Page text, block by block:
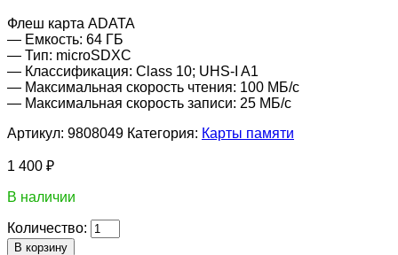
Флеш карта ADATA
— Емкость: 64 ГБ
— Тип: microSDXC
— Классификация: Class 10; UHS-I A1
— Максимальная скорость чтения: 100 МБ/с
— Максимальная скорость записи: 25 МБ/с
Артикул: 9808049 Категория: Карты памяти
1 400 ₽
В наличии
Количество:
В корзину